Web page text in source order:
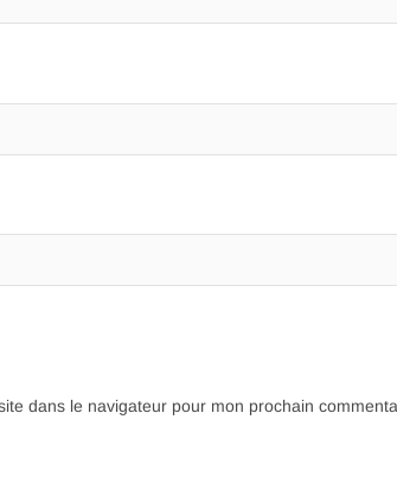
dans le navigateur pour mon prochain